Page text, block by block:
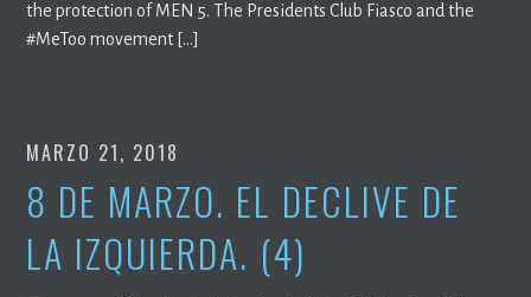
the protection of MEN 5. The Presidents Club Fiasco and the
#MeToo movement […]
MARZO 21, 2018
8 DE MARZO. EL DECLIVE DE
LA IZQUIERDA. (4)